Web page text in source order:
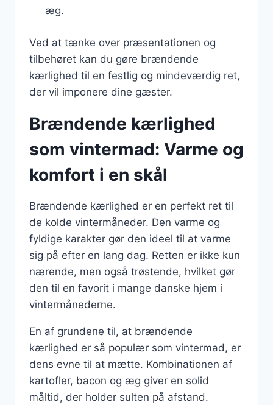
æg.
Ved at tænke over præsentationen og
tilbehøret kan du gøre brændende
kærlighed til en festlig og mindeværdig ret,
der vil imponere dine gæster.
Brændende kærlighed
som vintermad: Varme og
komfort i en skål
Brændende kærlighed er en perfekt ret til
de kolde vintermåneder. Den varme og
fyldige karakter gør den ideel til at varme
sig på efter en lang dag. Retten er ikke kun
nærende, men også trøstende, hvilket gør
den til en favorit i mange danske hjem i
vintermånederne.
En af grundene til, at brændende
kærlighed er så populær som vintermad, er
dens evne til at mætte. Kombinationen af
kartofler, bacon og æg giver en solid
måltid, der holder sulten på afstand.